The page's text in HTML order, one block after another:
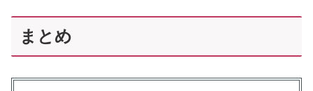
まとめ